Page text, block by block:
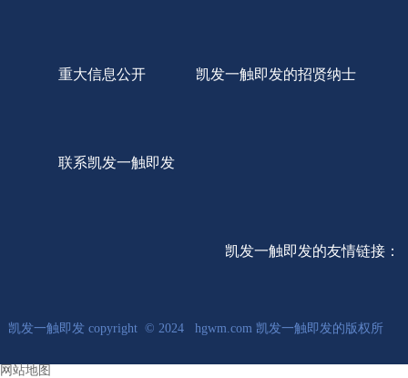
重大信息公开 凯发一触即发的招贤纳士
联系凯发一触即发
凯发一触即发的友情链接：
凯发一触即发 copyright © 2024 hgwm.com 凯发一触即发的版权所
网站地图